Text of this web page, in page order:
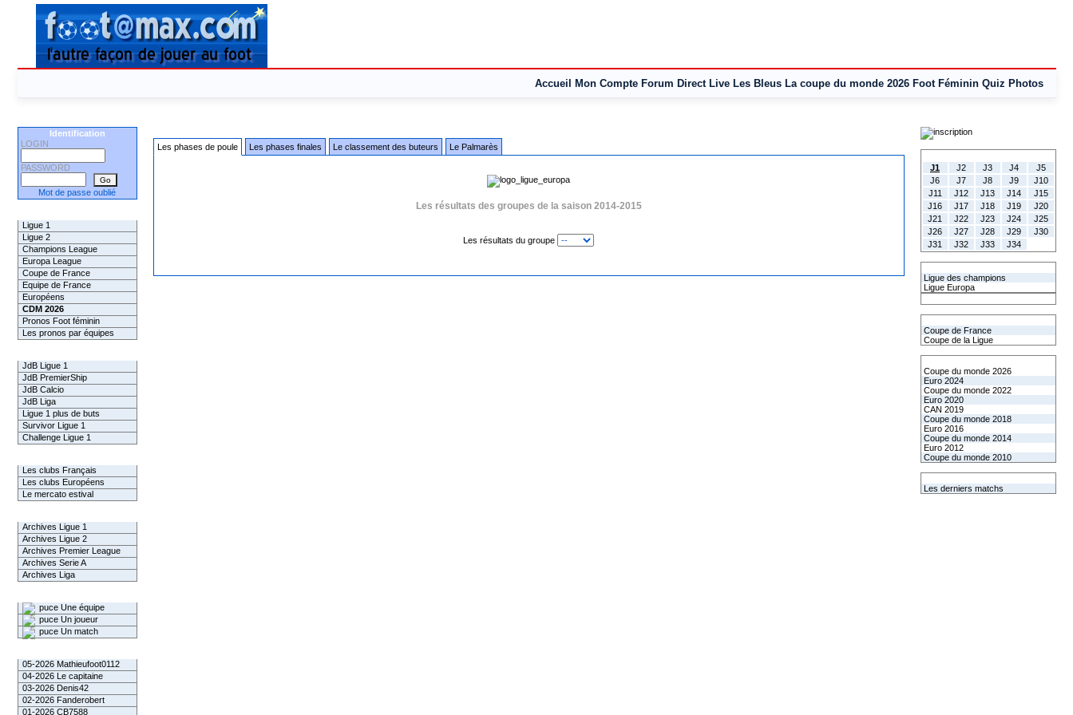
Accueil Mon Compte Forum Direct Live Les Bleus La coupe du monde 2026 Foot Féminin Quiz Photos
Identification
LOGIN
PASSWORD
Mot de passe oublié
Ligue 1
Ligue 2
Champions League
Europa League
Coupe de France
Equipe de France
Européens
CDM 2026
Pronos Foot féminin
Les pronos par équipes
JdB Ligue 1
JdB PremierShip
JdB Calcio
JdB Liga
Ligue 1 plus de buts
Survivor Ligue 1
Challenge Ligue 1
Les clubs Français
Les clubs Européens
Le mercato estival
Archives Ligue 1
Archives Ligue 2
Archives Premier League
Archives Serie A
Archives Liga
Une équipe
Un joueur
Un match
05-2026 Mathieufoot0112
04-2026 Le capitaine
03-2026 Denis42
02-2026 Fanderobert
01-2026 CB7588
Les phases de poule Les phases finales Le classement des buteurs Le Palmarès
Les résultats des groupes de la saison 2014-2015
Les résultats du groupe
J1
J2 J3 J4
J5
J6
J7 J8 J9
J10
J11
J12 J13 J14
J15
J16
J17 J18 J19
J20
J21
J22 J23 J24
J25
J26
J27 J28 J29
J30
J31
J32 J33 J34
Ligue des champions
Ligue Europa
Coupe de France
Coupe de la Ligue
Coupe du monde 2026
Euro 2024
Coupe du monde 2022
Euro 2020
CAN 2019
Coupe du monde 2018
Euro 2016
Coupe du monde 2014
Euro 2012
Coupe du monde 2010
Les derniers matchs